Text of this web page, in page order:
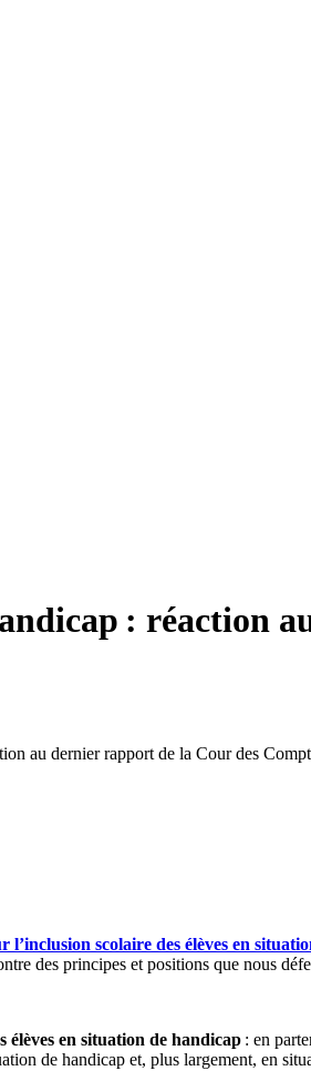
: réaction
au dernier rapport de la Cour des
scolaire des élèves en
des principes et positions que nous
en situation de handicap : en
de handicap et, plus largement, en